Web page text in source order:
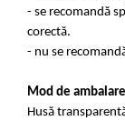
- se recomandă
- nu se
Mod de
Husă